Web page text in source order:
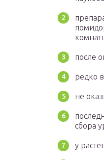
после
редко
не
сбора
у